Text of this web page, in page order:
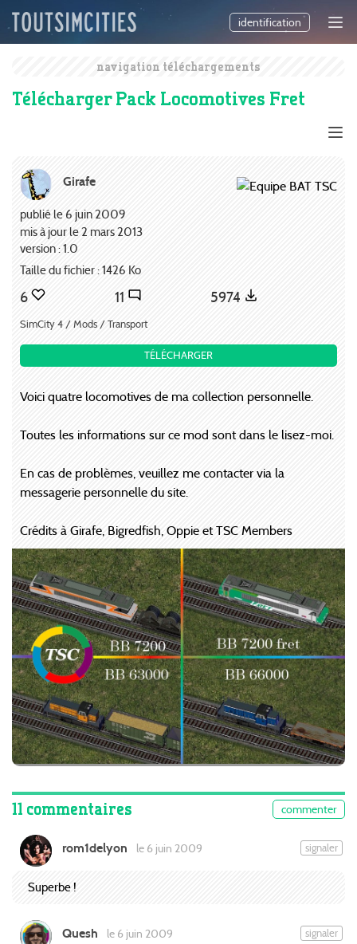
identification
navigation téléchargements
Télécharger Pack Locomotives Fret
Girafe
publié le 6 juin 2009
mis à jour le 2 mars 2013
version : 1.0
Taille du fichier : 1426 Ko
6 11 5974
SimCity 4 / Mods / Transport
TÉLÉCHARGER
Voici quatre locomotives de ma collection personnelle.
Toutes les informations sur ce mod sont dans le lisez-moi.
En cas de problèmes, veuillez me contacter via la
messagerie personnelle du site.
Crédits à Girafe, Bigredfish, Oppie et TSC Members
11 commentaires commenter
rom1delyon le 6 juin 2009 signaler
Superbe !
Quesh le 6 juin 2009 signaler